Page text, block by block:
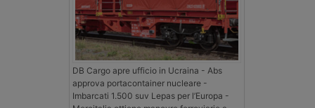
DB Cargo apre ufficio in Ucraina - Abs
approva portacontainer nucleare -
Imbarcati 1.500 suv Lepas per l’Europa -